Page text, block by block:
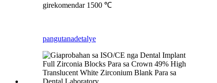
girekomendar 1500 ℃
pangutanadetalye